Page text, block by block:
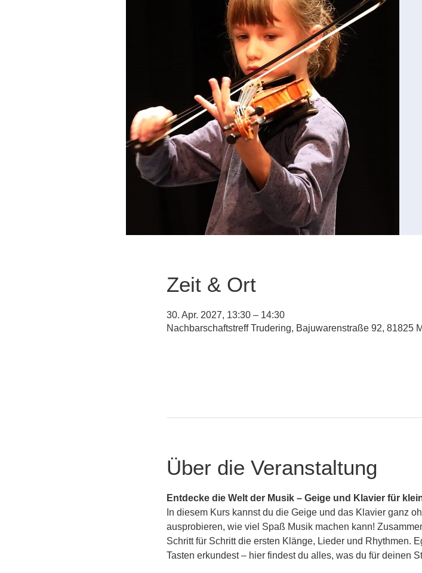
Zeit & Ort
30. Apr. 2027, 13:30 – 14:30
Nachbarschaftstreff Trudering, Bajuwarenstraße 92, 81825
Über die Veranstaltung
Entdecke die Welt der Musik – Geige und Klavier für
In diesem Kurs kannst du die Geige und das Klavier ganz
ausprobieren, wie viel Spaß Musik machen kann!
Schritt für Schritt die ersten Klänge, Lieder und Rhythmen.
Tasten erkundest – hier findest du alles, was du für deinen